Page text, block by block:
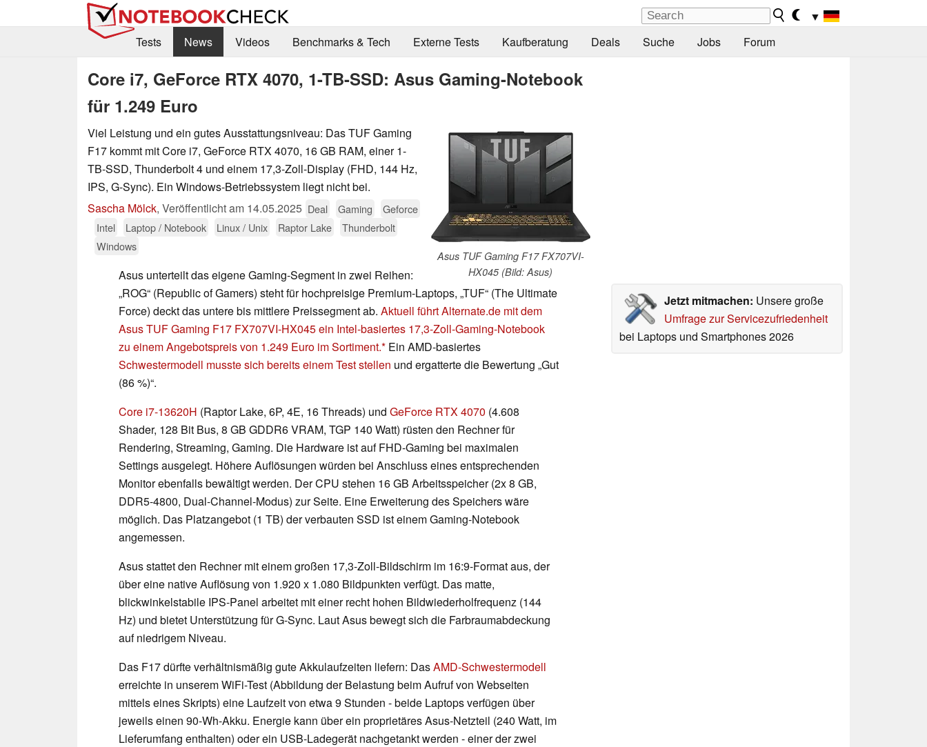
▼
Tests
News Videos Benchmarks & Tech Externe Tests Kaufberatung Deals Suche Jobs Forum
Core i7, GeForce RTX 4070, 1-TB-SSD: Asus Gaming-Notebook
für 1.249 Euro
Asus TUF Gaming F17 FX707VI-
HX045 (Bild: Asus)
Viel Leistung und ein gutes Ausstattungsniveau: Das TUF Gaming
F17 kommt mit Core i7, GeForce RTX 4070, 16 GB RAM, einer 1-
TB-SSD, Thunderbolt 4 und einem 17,3-Zoll-Display (FHD, 144 Hz,
IPS, G-Sync). Ein Windows-Betriebssystem liegt nicht bei.
Sascha Mölck, Veröffentlicht am 14.05.2025 Deal Gaming
Geforce
Intel
Laptop / Notebook Linux / Unix Raptor Lake
Thunderbolt
Windows
Jetzt mitmachen: Unsere große
Umfrage zur Servicezufriedenheit
bei Laptops und Smartphones 2026
Asus unterteilt das eigene Gaming-Segment in zwei Reihen:
„ROG“ (Republic of Gamers) steht für hochpreisige Premium-Laptops, „TUF“ (The Ultimate
Force) deckt das untere bis mittlere Preissegment ab. Aktuell führt Alternate.de mit dem
Asus TUF Gaming F17 FX707VI-HX045 ein Intel-basiertes 17,3-Zoll-Gaming-Notebook
zu einem Angebotspreis von 1.249 Euro im Sortiment. Ein AMD-basiertes
Schwestermodell musste sich bereits einem Test stellen und ergatterte die Bewertung „Gut
(86 %)“.
Core i7-13620H (Raptor Lake, 6P, 4E, 16 Threads) und GeForce RTX 4070 (4.608
Shader, 128 Bit Bus, 8 GB GDDR6 VRAM, TGP 140 Watt) rüsten den Rechner für
Rendering, Streaming, Gaming. Die Hardware ist auf FHD-Gaming bei maximalen
Settings ausgelegt. Höhere Auflösungen würden bei Anschluss eines entsprechenden
Monitor ebenfalls bewältigt werden. Der CPU stehen 16 GB Arbeitsspeicher (2x 8 GB,
DDR5-4800, Dual-Channel-Modus) zur Seite. Eine Erweiterung des Speichers wäre
möglich. Das Platzangebot (1 TB) der verbauten SSD ist einem Gaming-Notebook
angemessen.
Asus stattet den Rechner mit einem großen 17,3-Zoll-Bildschirm im 16:9-Format aus, der
über eine native Auflösung von 1.920 x 1.080 Bildpunkten verfügt. Das matte,
blickwinkelstabile IPS-Panel arbeitet mit einer recht hohen Bildwiederholfrequenz (144
Hz) und bietet Unterstützung für G-Sync. Laut Asus bewegt sich die Farbraumabdeckung
auf niedrigem Niveau.
Das F17 dürfte verhältnismäßig gute Akkulaufzeiten liefern: DasAMD-Schwestermodell
erreichte in unserem WiFi-Test (Abbildung der Belastung beim Aufruf von Webseiten
mittels eines Skripts) eine Laufzeit von etwa 9 Stunden - beide Laptops verfügen über
jeweils einen 90-Wh-Akku. Energie kann über ein proprietäres Asus-Netzteil (240 Watt, im
Lieferumfang enthalten) oder ein USB-Ladegerät nachgetankt werden - einer der zwei